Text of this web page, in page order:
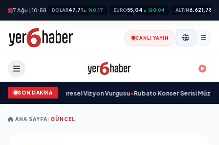
7 Ağu | 10:58 DOLAR47,71▲ %0,17 EURO55,04 ▲ %0,04 ALTIN6.621,78
CANLI YAYIN
SON DAKİKA
Sanayinde Küresel Vizyon Vurgusu•Rubato Konser Serisi
ANA SAYFA/GÜNCEL